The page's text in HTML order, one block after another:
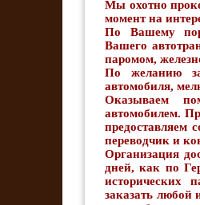
Мы охотно
момент на
По Вашему
Вашего
паромом,
По желанию
автомобиля,
Оказываем
автомобилем.
предоставляем
переводчик и
Организация
дней, как по
исторических
заказать любой